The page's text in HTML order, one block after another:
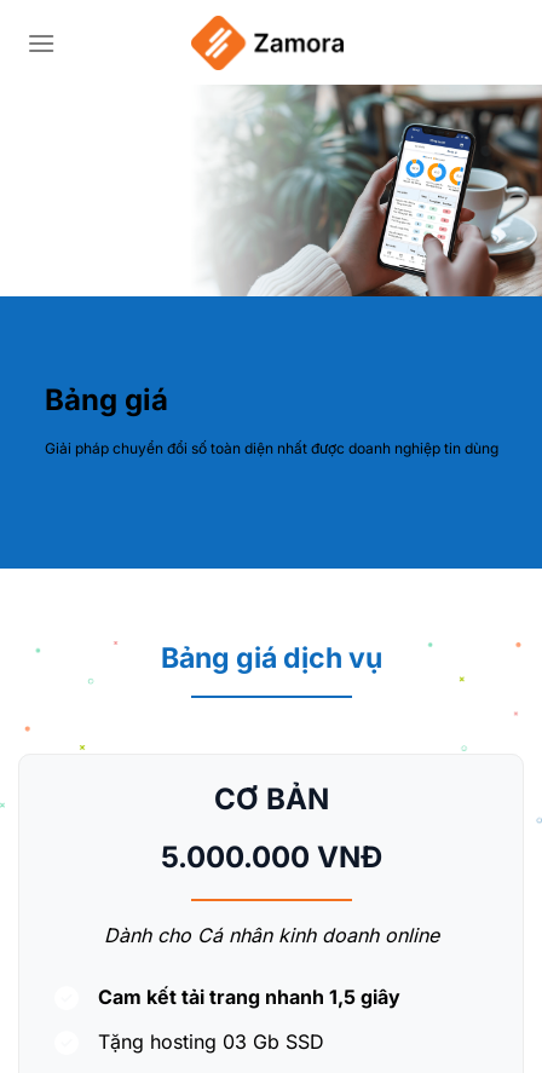
qua
Bảng giá
Giải pháp chuyển đổi số toàn diện nhất được doanh nghiệp tin dùng
Bảng giá dịch vụ
CƠ BẢN
5.000.000 VNĐ
Dành cho Cá nhân kinh doanh online
Cam kết tải trang nhanh 1,5 giây
Tặng hosting 03 Gb SSD